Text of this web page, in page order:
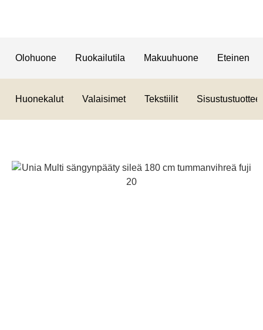
Olohuone Ruokailutila Makuuhuone Eteinen
Huonekalut Valaisimet Tekstiilit Sisustustuotteet